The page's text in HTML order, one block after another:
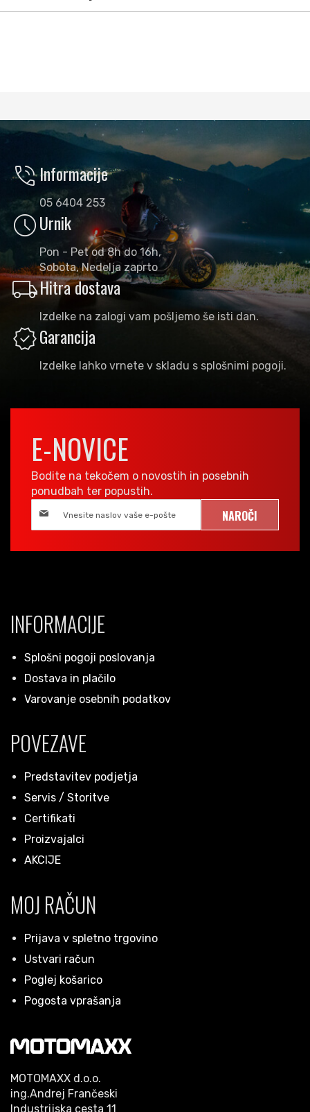
phone_in_talkInformacije
05 6404 253
scheduleUrnik
Pon - Pet od 8h do 16h,
Sobota, Nedelja zaprto
local_shippingHitra dostava
Izdelke na zalogi vam pošljemo še isti dan.
verifiedGarancija
Izdelke lahko vrnete v skladu s splošnimi pogoji.
E-NOVICE
Bodite na tekočem o novostih in posebnih
ponudbah ter popustih.
NAROČI
INFORMACIJE
Splošni pogoji poslovanja
Dostava in plačilo
Varovanje osebnih podatkov
POVEZAVE
Predstavitev podjetja
Servis / Storitve
Certifikati
Proizvajalci
AKCIJE
MOJ RAČUN
Prijava v spletno trgovino
Ustvari račun
Poglej košarico
Pogosta vprašanja
MOTOMAXX d.o.o.
ing.Andrej Frančeski
Industrijska cesta 11